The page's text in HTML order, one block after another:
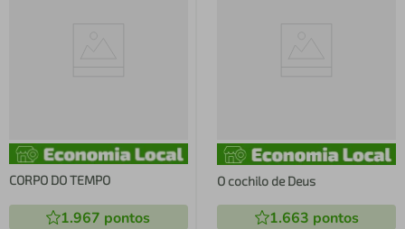
CORPO DO TEMPO
1.967 pontos
O cochilo de Deus
1.663 pontos